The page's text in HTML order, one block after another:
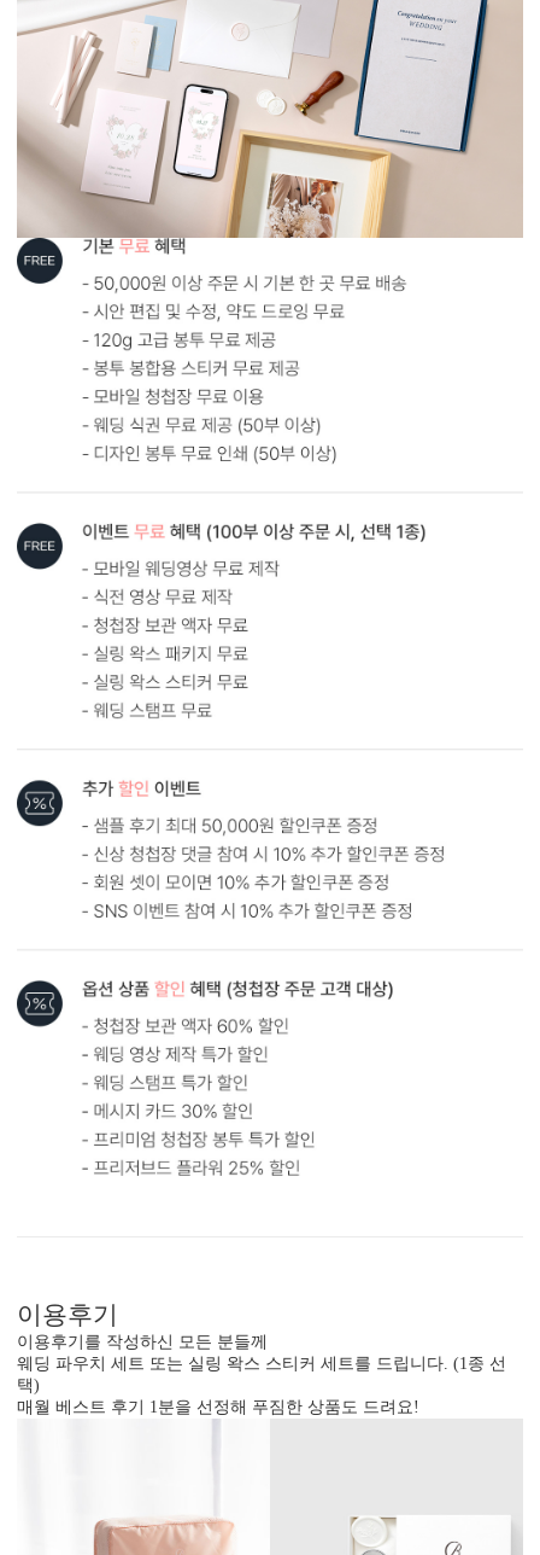
형태 및 구성
카드 115x173(mm) / 세로3단 / 봉투120x180(mm)
봉합용 스티커 기본 구성입니다.
내용 인쇄
기본 인쇄 내용(인사말, 약도 등)이 흑백 인쇄됩니다.
기본 주소형, 디자인형, 문구 인쇄 등 다양한 편집을 제공합니다.
이용후기
이용후기를 작성하신 모든 분들께
웨딩 파우치 세트 또는 실링 왁스 스티커 세트를 드립니다. (1종 선
택)
매월 베스트 후기 1분을 선정해 푸짐한 상품도 드려요!